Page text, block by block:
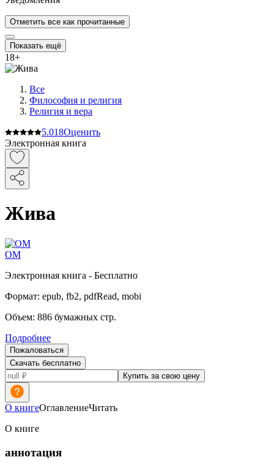
Отметить все как прочитанные
Показать ещё
18+
Все
Философия и религия
Религия и вера
5.018Оценить
Электронная книга
Жива
ОМ
Электронная книга - Бесплатно
Формат: epub, fb2, pdfRead, mobi
Объем: 886 бумажных стр.
Подробнее
Пожаловаться
Скачать бесплатно
Купить за свою цену
О книгеОглавлениеЧитать
О книге
аннотация